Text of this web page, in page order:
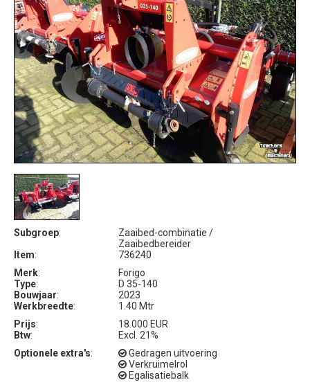
Subgroep:
Zaaibed-combinatie /
Zaaibedbereider
Item:
736240
Merk:
Forigo
Type:
D 35-140
Bouwjaar:
2023
Werkbreedte:
1.40 Mtr
Prijs:
18.000 EUR
Btw:
Excl. 21%
Optionele extra's:
Gedragen uitvoering
Verkruimelrol
Egalisatiebalk